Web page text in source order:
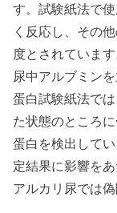
す。試験紙法で
く反応し、その
度とされていま
尿中アルブミン
蛋白試験紙法で
た状態のところ
蛋白を検出して
定結果に影響を
アルカリ尿では